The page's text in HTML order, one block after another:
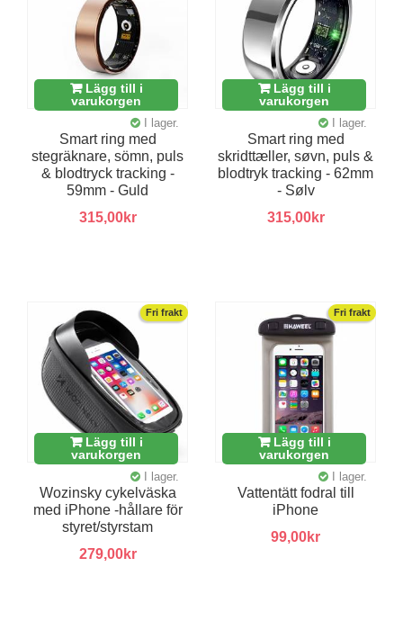
Lägg till i
varukorgen
I lager.
Smart ring med
stegräknare, sömn, puls
& blodtryck tracking -
59mm - Guld
315,00kr
Lägg till i
varukorgen
I lager.
Smart ring med
skridttæller, søvn, puls &
blodtryk tracking - 62mm
- Sølv
315,00kr
Fri frakt
Lägg till i
varukorgen
I lager.
Wozinsky cykelväska
med iPhone -hållare för
styret/styrstam
279,00kr
Fri frakt
Lägg till i
varukorgen
I lager.
Vattentätt fodral till
iPhone
99,00kr